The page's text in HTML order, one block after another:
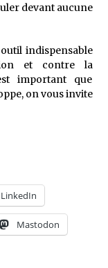
devant aucune
indispensable
et contre la
important que
on vous invite
LinkedIn
Mastodon